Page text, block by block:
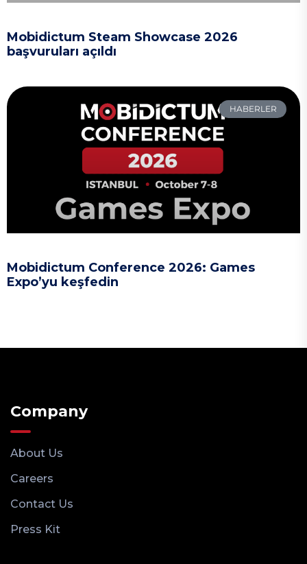
Mobidictum Steam Showcase 2026
başvuruları açıldı
HABERLER
Mobidictum Conference 2026: Games
Expo’yu keşfedin
Company
About Us
Careers
Contact Us
Press Kit